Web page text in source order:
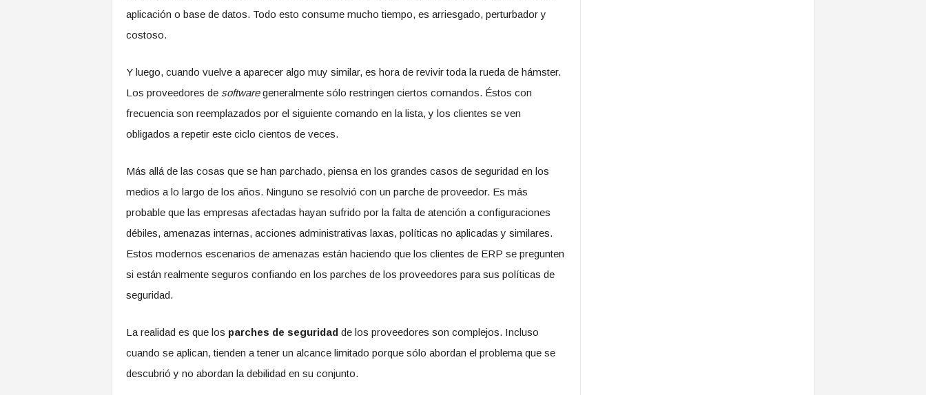
aplicación o base de datos. Todo esto consume mucho tiempo, es arriesgado, perturbador y
costoso.
Y luego, cuando vuelve a aparecer algo muy similar, es hora de revivir toda la rueda de hámster.
Los proveedores de softwaregeneralmente sólo restringen ciertos comandos. Éstos con
frecuencia son reemplazados por el siguiente comando en la lista, y los clientes se ven
obligados a repetir este ciclo cientos de veces.
Más allá de las cosas que se han parchado, piensa en los grandes casos de seguridad en los
medios a lo largo de los años. Ninguno se resolvió con un parche de proveedor. Es más
probable que las empresas afectadas hayan sufrido por la falta de atención a configuraciones
débiles, amenazas internas, acciones administrativas laxas, políticas no aplicadas y similares.
Estos modernos escenarios de amenazas están haciendo que los clientes de ERP se pregunten
si están realmente seguros confiando en los parches de los proveedores para sus políticas de
seguridad.
La realidad es que los parches de seguridadde los proveedores son complejos. Incluso
cuando se aplican, tienden a tener un alcance limitado porque sólo abordan el problema que se
descubrió y no abordan la debilidad en su conjunto.